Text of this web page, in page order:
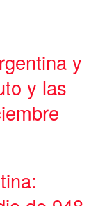
y
y las